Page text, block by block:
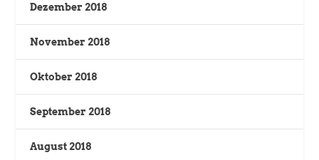
Dezember 2018
November 2018
Oktober 2018
September 2018
August 2018